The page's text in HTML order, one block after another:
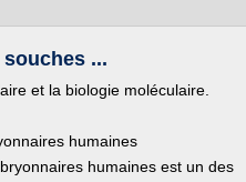
...
et la biologie moléculaire.
humaines
humaines est un des